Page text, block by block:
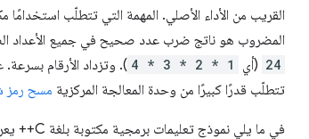
المضروب هو ناتج ضرب عدد صحيح في جميع الأعداد
24 (أي 4 * 3 * 2 * 1 ). وتزداد الأرقام
تتطلّب قدرًا كبيرًا من وحدة المعالجة المركزية مسح رمز
في ما يلي نموذج تعليمات برمجية مكتوبة بلغة C++ يعرض عملية تنفيذ تكرارية (بدلاً من تكرارية) عالية الأداء لدالة